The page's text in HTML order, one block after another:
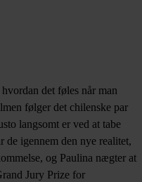
det føles når man
følger det chilenske par
langsomt er ved at tabe
de igennem den nye realitet,
og Paulina nægter at
Jury Prize for